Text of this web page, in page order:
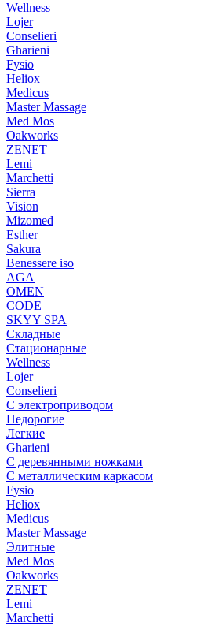
Wellness
Lojer
Conselieri
Gharieni
Fysio
Heliox
Medicus
Master Massage
Med Mos
Oakworks
ZENET
Lemi
Marchetti
Sierra
Vision
Mizomed
Esther
Sakura
Benessere iso
AGA
OMEN
CODE
SKYY SPA
Складные
Стационарные
Wellness
Lojer
Conselieri
С электроприводом
Недорогие
Легкие
Gharieni
С деревянными ножками
С металлическим каркасом
Fysio
Heliox
Medicus
Master Massage
Элитные
Med Mos
Oakworks
ZENET
Lemi
Marchetti